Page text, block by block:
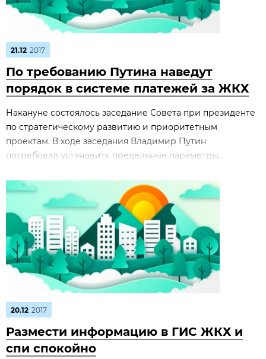
21.12 2017
По требованию Путина наведут
порядок в системе платежей за ЖКХ
Накануне состоялось заседание Совета при президенте
по стратегическому развитию и приоритетным
проектам. В ходе заседания Владимир Путин
потребовал установить предельные параметры...
20.12 2017
Размести информацию в ГИС ЖКХ и
спи спокойно